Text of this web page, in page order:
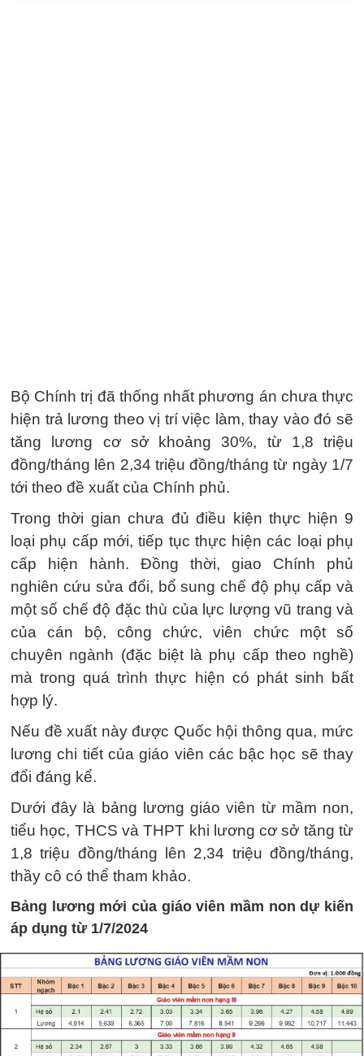
Bộ Chính trị đã thống nhất phương án chưa thực
hiện trả lương theo vị trí việc làm, thay vào đó sẽ
tăng lương cơ sở khoảng 30%, từ 1,8 triệu
đồng/tháng lên 2,34 triệu đồng/tháng từ ngày 1/7
tới theo đề xuất của Chính phủ.
Trong thời gian chưa đủ điều kiện thực hiện 9
loại phụ cấp mới, tiếp tục thực hiện các loại phụ
cấp hiện hành. Đồng thời, giao Chính phủ
nghiên cứu sửa đổi, bổ sung chế độ phụ cấp và
một số chế độ đặc thù của lực lượng vũ trang và
của cán bộ, công chức, viên chức một số
chuyên ngành (đặc biệt là phụ cấp theo nghề)
mà trong quá trình thực hiện có phát sinh bất
hợp lý.
Nếu đề xuất này được Quốc hội thông qua, mức
lương chi tiết của giáo viên các bậc học sẽ thay
đổi đáng kể.
Dưới đây là bảng lương giáo viên từ mầm non,
tiểu học, THCS và THPT khi lương cơ sở tăng từ
1,8 triệu đồng/tháng lên 2,34 triệu đồng/tháng,
thầy cô có thể tham khảo.
Bảng lương mới của giáo viên mầm non dự kiến
áp dụng từ 1/7/2024